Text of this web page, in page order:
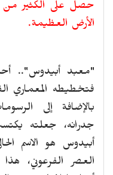
حصل على الكثير من
الأرض العظيمة.
"معبد أبيدوس".. أحد
فتخطيطه المعماري
بالإضافة إلى
جدرانه، جعلته
أبيدوس هو الاسم
العصر الفرعوني،